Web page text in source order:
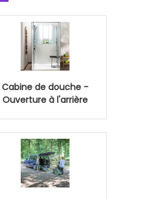
Cabine de douche -
Ouverture à l'arrière